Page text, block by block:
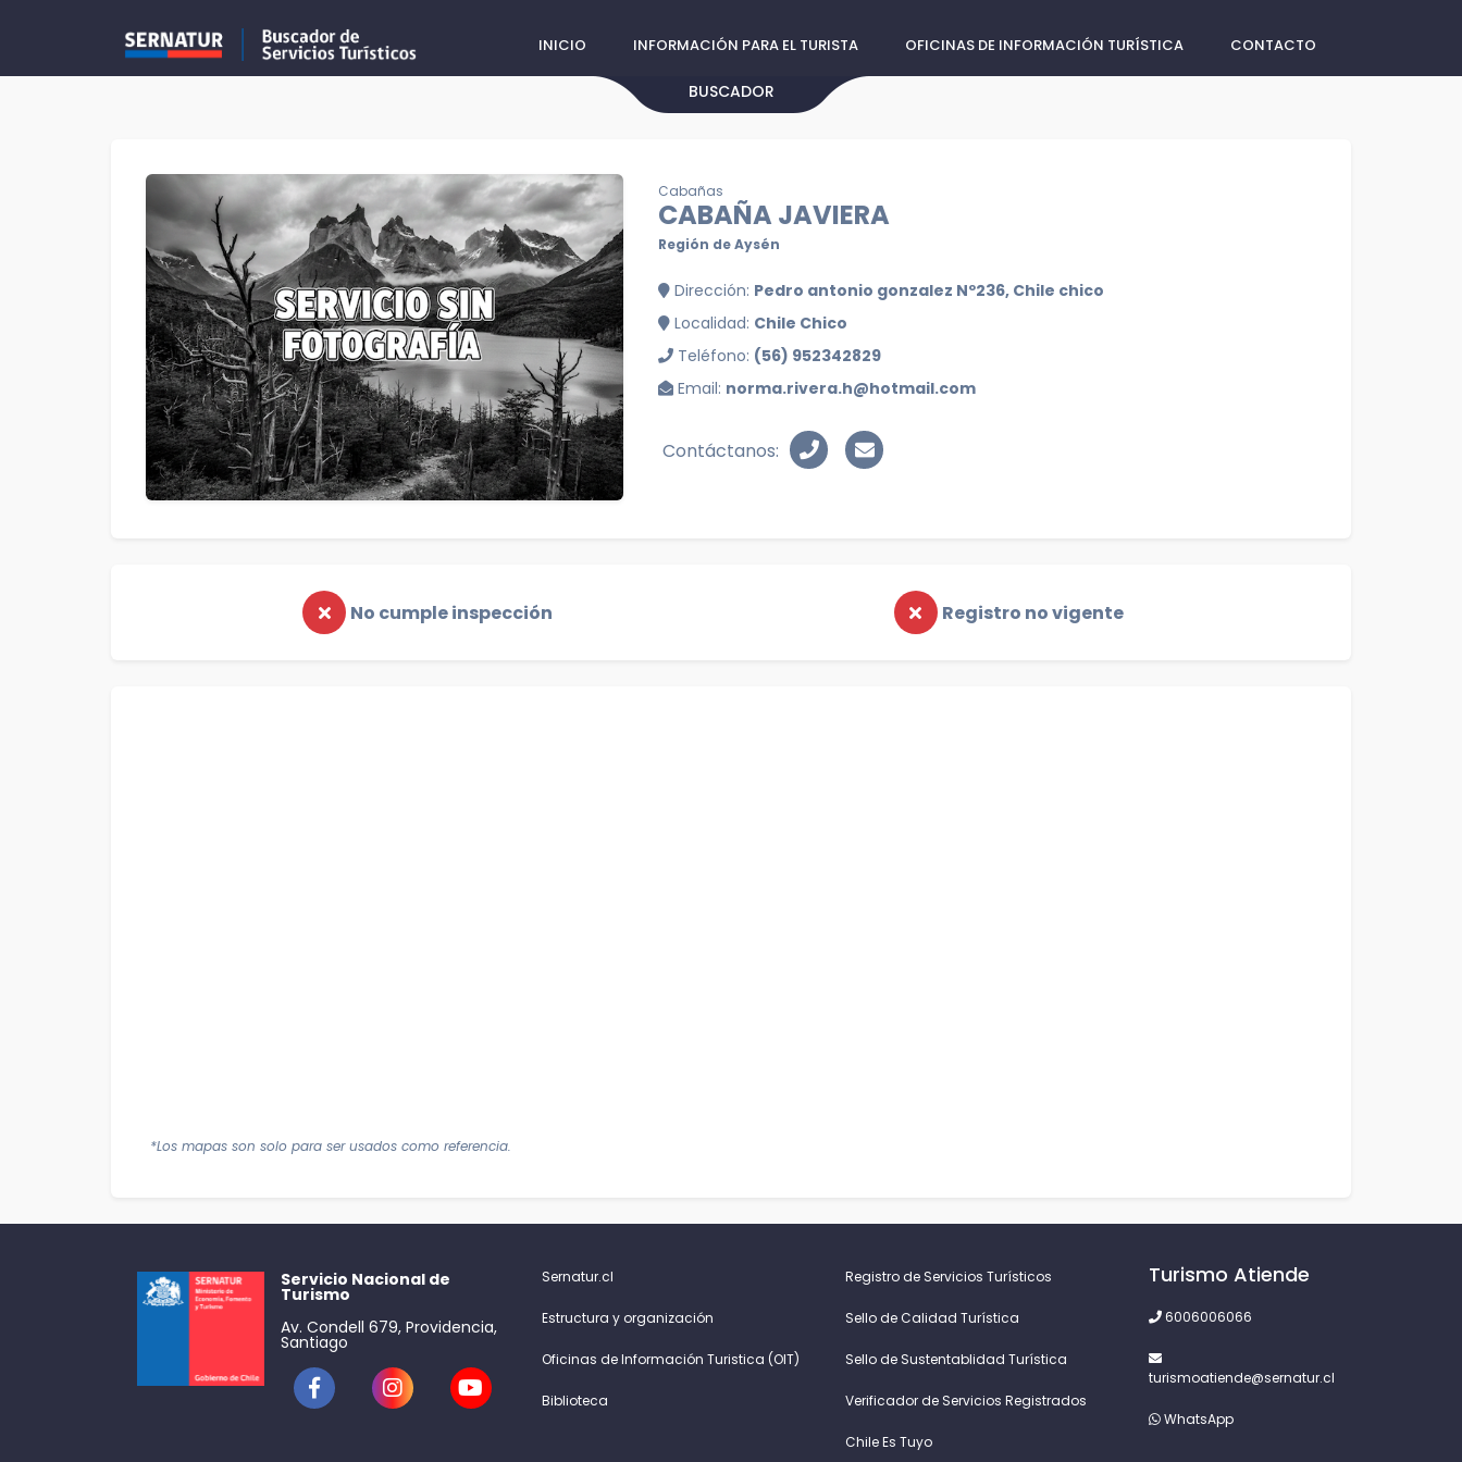
INICIO INFORMACIÓN PARA EL TURISTA OFICINAS DE INFORMACIÓN TURÍSTICA CONTACTO
BUSCADOR
Cabañas
CABAÑA JAVIERA
Región de Aysén
Dirección: Pedro antonio gonzalez Nº236, Chile chico
Localidad: Chile Chico
Teléfono: (56) 952342829
Email: norma.rivera.h@hotmail.com
Contáctanos:
No cumple inspección Registro no vigente
*Los mapas son solo para ser usados como referencia.
Servicio Nacional de
Turismo
Av. Condell 679, Providencia,
Santiago
Sernatur.cl
Estructura y organización
Oficinas de Información Turistica (OIT)
Biblioteca
Registro de Servicios Turísticos
Sello de Calidad Turística
Sello de Sustentablidad Turística
Verificador de Servicios Registrados
Chile Es Tuyo
Turismo Atiende
6006006066
turismoatiende@sernatur.cl
WhatsApp